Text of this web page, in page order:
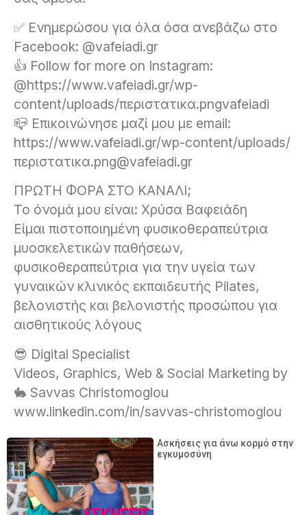
✅ Ενημερώσου για όλα όσα ανεβάζω στο
Facebook: @vafeiadi.gr
👍 Follow for more on Instagram:
@https://www.vafeiadi.gr/wp-
content/uploads/περιστατικα.pngvafeiadi
📪 Επικοινώνησε μαζί μου με email:
https://www.vafeiadi.gr/wp-content/uploads/
περιστατικα.png@vafeiadi.gr
ΠΡΩΤΗ ΦΟΡΑ ΣΤΟ ΚΑΝΑΛΙ;
Το όνομά μου είναι: Χρύσα Βαφειάδη
Είμαι πιστοποιημένη φυσικοθεραπεύτρια
μυοσκελετικών παθήσεων,
φυσικοθεραπεύτρια για την υγεία των
γυναικών κλινικός εκπαιδευτής Pilates,
βελονιστής και βελονιστής προσώπου για
αισθητικούς λόγους
😎 Digital Specialist
Videos, Graphics, Web & Social Marketing by
🐇 Savvas Christomoglou
www.linkedin.com/in/savvas-christomoglou
Ασκήσεις για άνω κορμό στην
εγκυμοσύνη